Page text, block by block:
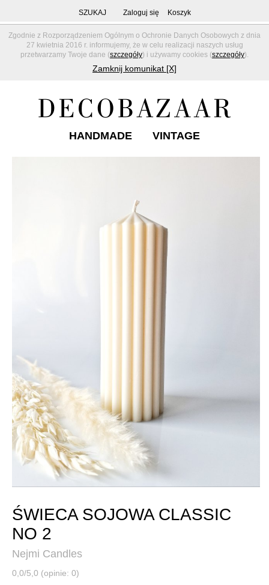
Zgodnie z Rozporządzeniem Ogólnym o Ochronie Danych Osobowych z dnia
27 kwietnia 2016 r. informujemy, że w celu realizacji naszych usług
przetwarzamy Twoje dane (szczegóły) i używamy cookies (szczegóły).
Zamknij komunikat [X]
SZUKAJ Zaloguj się Koszyk
HANDMADE VINTAGE
ŚWIECA SOJOWA CLASSIC
NO 2
Nejmi Candles
0,0/5,0 (opinie: 0)